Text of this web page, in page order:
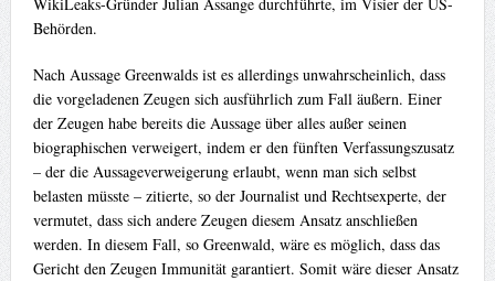
Behörden.
Nach Aussage Greenwalds ist es allerdings unwahrscheinlich, dass
die vorgeladenen Zeugen sich ausführlich zum Fall äußern. Einer
der Zeugen habe bereits die Aussage über alles außer seinen
biographischen verweigert, indem er den fünften Verfassungszusatz
– der die Aussageverweigerung erlaubt, wenn man sich selbst
belasten müsste – zitierte, so der Journalist und Rechtsexperte, der
vermutet, dass sich andere Zeugen diesem Ansatz anschließen
werden. In diesem Fall, so Greenwald, wäre es möglich, dass das
Gericht den Zeugen Immunität garantiert. Somit wäre dieser Ansatz